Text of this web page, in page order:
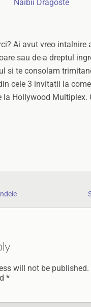
Ai avut vreo intalnire
sau de-a dreptul
si te consolam
cele 3 invitatii la
la Hollywood Multiplex.
will not be published.
*